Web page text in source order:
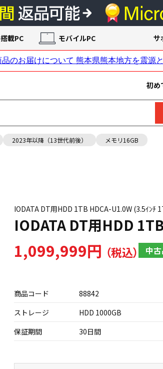
初め
2023年以降（13世代前後） メモリ16GB
載PC モバイルPC サ
IODATA DT用HDD 1TB HDCA-U1.0W (3.5ｲﾝﾁ
IODATA DT用HDD
1,099,999円 中
商品コード
88842
ストレージ
HDD 1000GB
保証期間
30日間